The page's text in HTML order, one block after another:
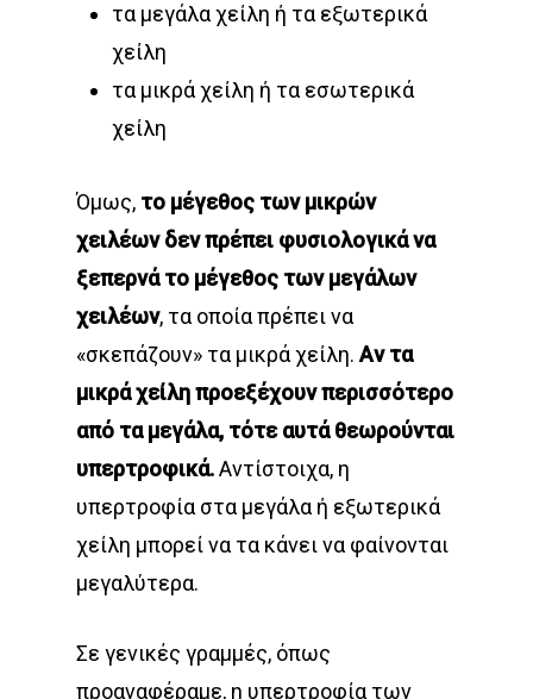
τα μεγάλα χείλη ή τα εξωτερικά
χείλη
τα μικρά χείλη ή τα εσωτερικά
χείλη
Όμως, το μέγεθος των μικρών
χειλέων δεν πρέπει φυσιολογικά να
ξεπερνά το μέγεθος των μεγάλων
χειλέων, τα οποία πρέπει να
«σκεπάζουν» τα μικρά χείλη. Αν τα
μικρά χείλη προεξέχουν περισσότερο
από τα μεγάλα, τότε αυτά θεωρούνται
υπερτροφικά.Αντίστοιχα, η
υπερτροφία στα μεγάλα ή εξωτερικά
χείλη μπορεί να τα κάνει να φαίνονται
μεγαλύτερα.
Σε γενικές γραμμές, όπως
προαναφέραμε, η υπερτροφία των